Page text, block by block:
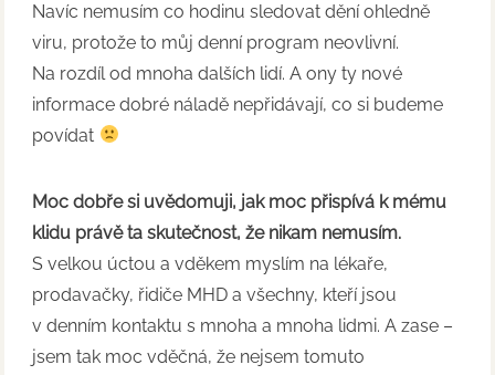
Navíc nemusím co hodinu sledovat dění ohledně
viru, protože to můj denní program neovlivní.
Na rozdíl od mnoha dalších lidí. A ony ty nové
informace dobré náladě nepřidávají, co si budeme
povídat
Moc dobře si uvědomuji, jak moc přispívá k mému
klidu právě ta skutečnost, že nikam nemusím.
S velkou úctou a vděkem myslím na lékaře,
prodavačky, řidiče MHD a všechny, kteří jsou
v denním kontaktu s mnoha a mnoha lidmi. A zase –
jsem tak moc vděčná, že nejsem tomuto